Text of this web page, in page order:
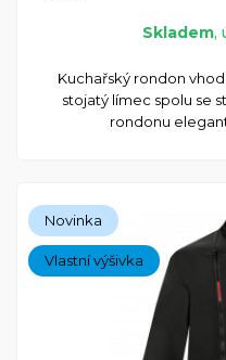
Skladem,
Kuchařský rondon
stojatý límec spolu se
rondonu
Novinka
Vlastní výšivka